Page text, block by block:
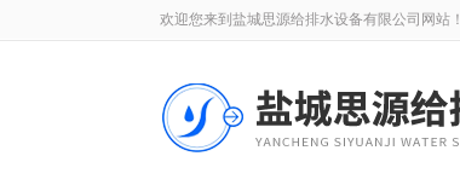
欢迎您来到盐城思源给排水设备有限公司网站！